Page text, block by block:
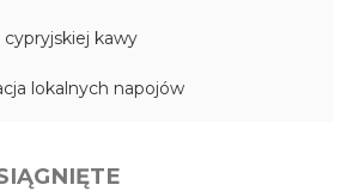
cypryjskiej kawy
lokalnych napojów